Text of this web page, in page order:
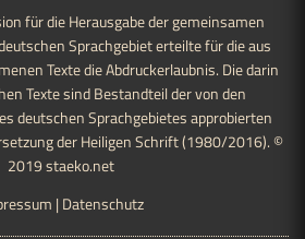
für die Herausgabe der gemeinsamen
Sprachgebiet erteilte für die aus
Texte die Abdruckerlaubnis. Die darin
Texte sind Bestandteil der von den
deutschen Sprachgebietes approbierten
der Heiligen Schrift (1980/2016). ©
2019staeko.net
| Datenschutz